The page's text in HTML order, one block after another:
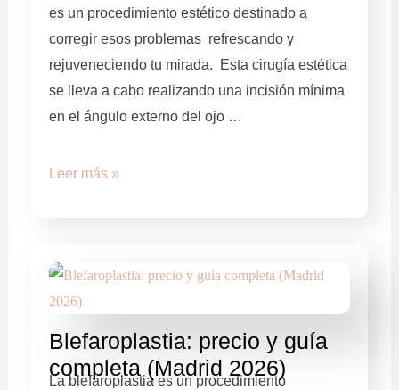
es un procedimiento estético destinado a
corregir esos problemas refrescando y
rejuveneciendo tu mirada. Esta cirugía estética
se lleva a cabo realizando una incisión mínima
en el ángulo externo del ojo …
Leer más »
Blefaroplastia: precio y guía
completa (Madrid 2026)
La blefaroplastia es un procedimiento